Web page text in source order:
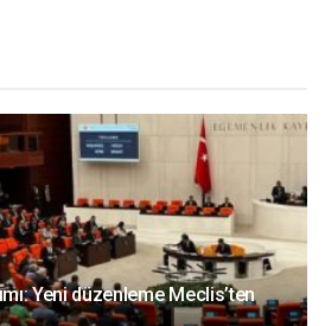
Yeni düzenleme Meclis’ten